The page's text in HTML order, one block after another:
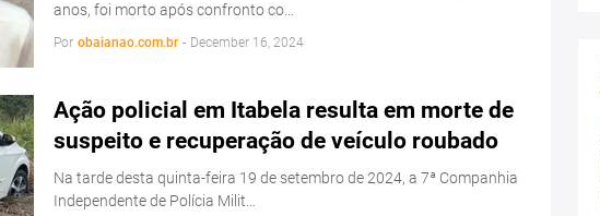
anos, foi morto após confronto co…
Por obaianao.com.br - December 16, 2024
Ação policial em Itabela resulta em morte de
suspeito e recuperação de veículo roubado
Na tarde desta quinta-feira 19 de setembro de 2024, a 7ª Companhia
Independente de Polícia Milit…